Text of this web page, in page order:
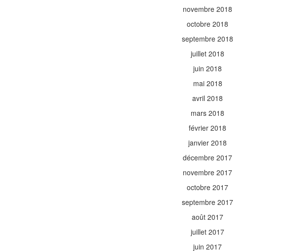
novembre 2018
octobre 2018
septembre 2018
juillet 2018
juin 2018
mai 2018
avril 2018
mars 2018
février 2018
janvier 2018
décembre 2017
novembre 2017
octobre 2017
septembre 2017
août 2017
juillet 2017
juin 2017